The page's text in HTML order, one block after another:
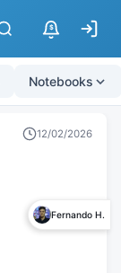
$
Notebooks
12/02/2026
Fernando H.